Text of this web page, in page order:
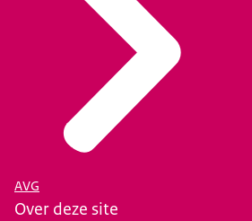
AVG
Over deze site